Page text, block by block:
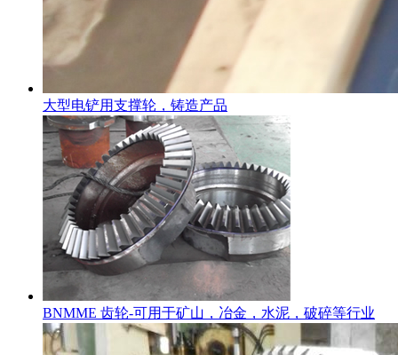
大型电铲用支撑轮，铸造产品
BNMME 齿轮-可用于矿山，冶金，水泥，破碎等行业